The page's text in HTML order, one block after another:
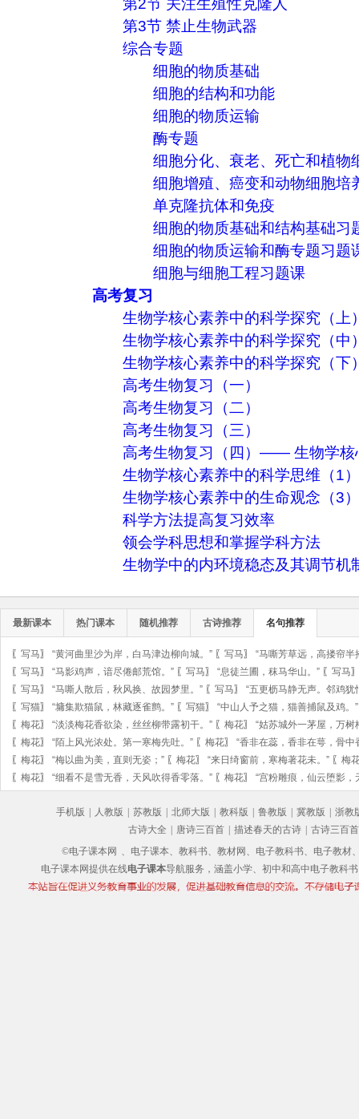
第3节 禁止生物武器
综合专题
细胞的物质基础
细胞的结构和功能
细胞的物质运输
酶专题
细胞分化、衰老、死亡和植物
细胞增殖、癌变和动物细胞培
单克隆抗体和免疫
细胞的物质基础和结构基础习
细胞的物质运输和酶专题习题
细胞与细胞工程习题课
高考复习
生物学核心素养中的科学探究（上
生物学核心素养中的科学探究（中
生物学核心素养中的科学探究（下
高考生物复习（一）
高考生物复习（二）
高考生物复习（三）
高考生物复习（四）—— 生物学核
生物学核心素养中的科学思维（1）
生物学核心素养中的生命观念（3）
科学方法提高复习效率
领会学科思想和掌握学科方法
生物学中的内环境稳态及其调节机
最新课本 热门课本 随机推荐 古诗推荐 名句推荐
〖 写马〗 “黄河曲里沙为岸，白马津边柳向城。” 〖 写马〗 “马嘶芳草远，高搂帘半
〖 写马〗 “马影鸡声，谙尽倦邮荒馆。” 〖 写马〗 “息徒兰圃，秣马华山。” 〖 写马
〖 写马〗 “马嘶人散后，秋风换、故园梦里。” 〖 写马〗 “五更枥马静无声。邻鸡犹
〖 写猫〗 “墉集欺猫鼠，林藏逐雀鹯。” 〖 写猫〗 “中山人予之猫，猫善捕鼠及鸡。”
〖 梅花〗 “淡淡梅花香欲染，丝丝柳带露初干。” 〖 梅花〗 “姑苏城外一茅屋，万树
〖 梅花〗 “陌上风光浓处。第一寒梅先吐。” 〖 梅花〗 “香非在蕊，香非在萼，骨中
〖 梅花〗 “梅以曲为美，直则无姿；” 〖 梅花〗 “来日绮窗前，寒梅著花未。” 〖 梅
〖 梅花〗 “细看不是雪无香，天风吹得香零落。” 〖 梅花〗 “宫粉雕痕，仙云堕影，
手机版 | 人教版 | 苏教版 | 北师大版 | 教科版 | 鲁教版 | 冀教版 | 浙教
古诗大全 | 唐诗三百首 | 描述春天的古诗 | 古诗三百首
©电子课本网
、电子课本、教科书、教材网、电子教科书、电子教
电子课本网提供在线电子课本导航服务，涵盖小学、初中和高中电子教科